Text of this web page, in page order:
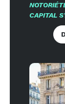
CAPITAL